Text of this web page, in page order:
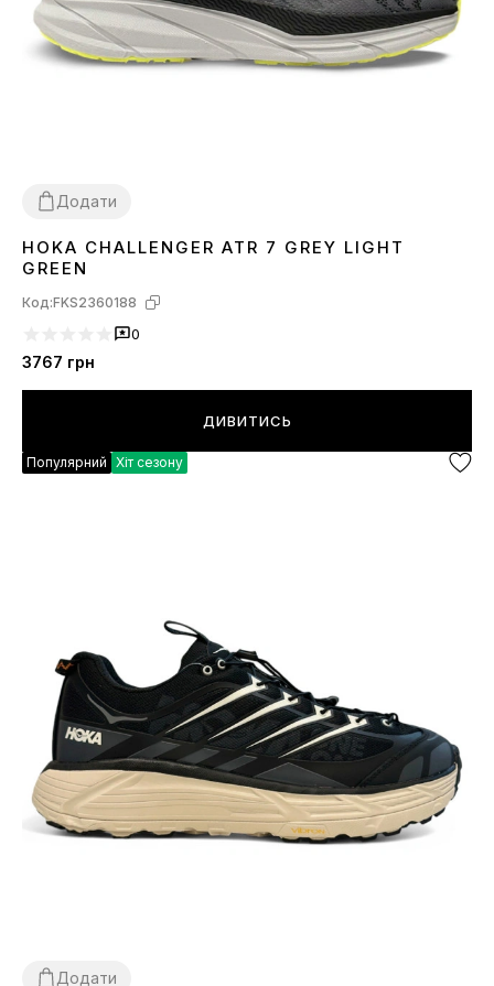
Додати
41 4344
HOKA CHALLENGER ATR 7 GREY LIGHT
GREEN
Код:FKS2360188
0
3767 грн
ДИВИТИСЬ
Популярний Хіт сезону
Додати